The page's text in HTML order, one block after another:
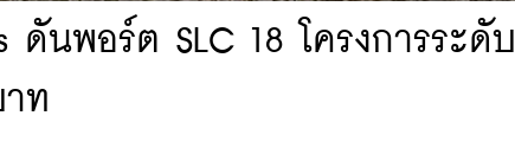
ดันพอร์ต SLC 18 โครงการระดับ
ท